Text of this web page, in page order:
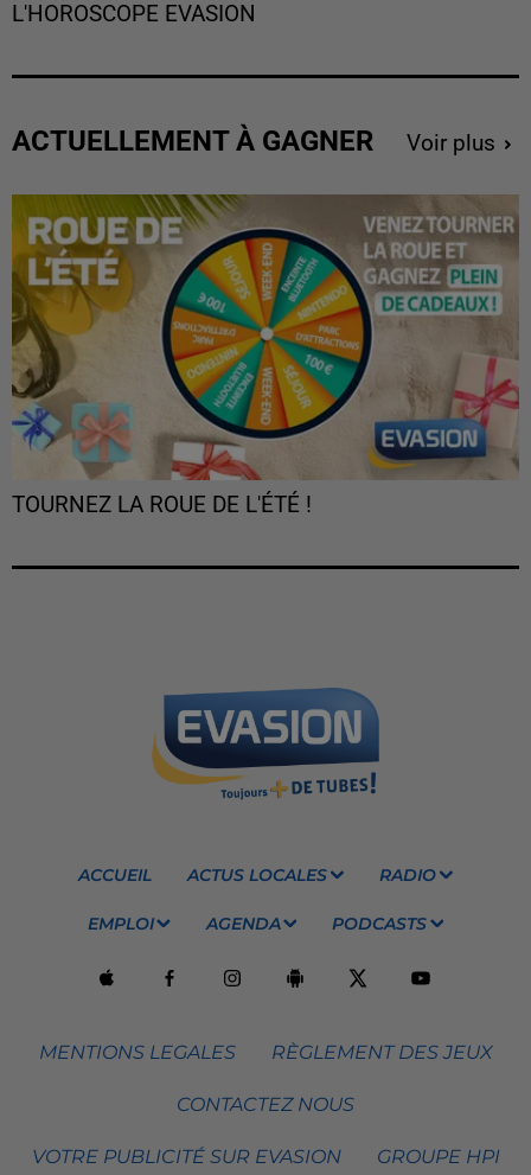
L'HOROSCOPE EVASION
ACTUELLEMENT À GAGNER Voir plus
TOURNEZ LA ROUE DE L'ÉTÉ !
ACCUEIL ACTUS LOCALES RADIO
EMPLOI AGENDA PODCASTS
MENTIONS LEGALES RÈGLEMENT DES JEUX
CONTACTEZ NOUS
VOTRE PUBLICITÉ SUR EVASION GROUPE HPI